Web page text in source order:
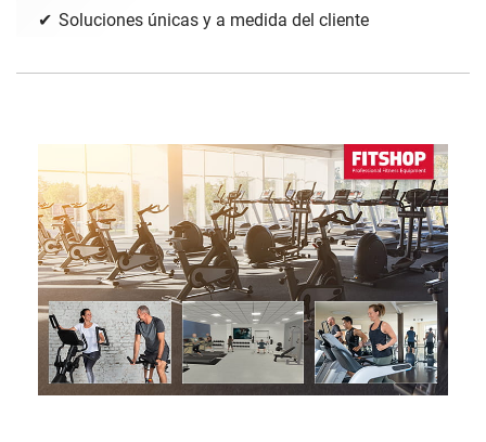
Soluciones únicas y a medida del cliente